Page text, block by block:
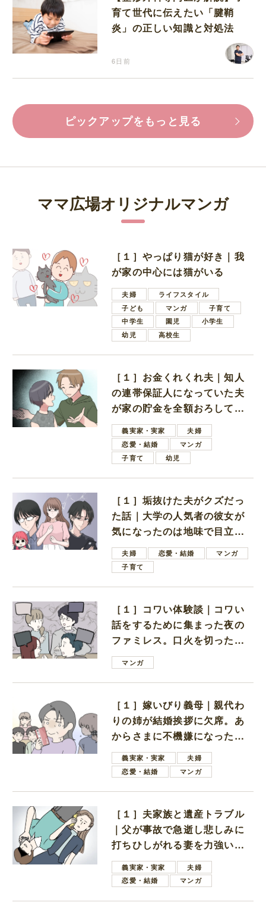
育て世代に伝えたい「腱鞘
炎」の正しい知識と対処法
6日前
ピックアップをもっと見る
ママ広場オリジナルマンガ
［１］やっぱり猫が好き｜我
が家の中心には猫がいる
夫婦
ライフスタイル
子ども
マンガ
子育て
中学生
園児
小学生
幼児
高校生
［１］お金くれくれ夫｜知人
の連帯保証人になっていた夫
が家の貯金を全額おろしてほ
しいと言ってきた
義実家・実家
夫婦
恋愛・結婚
マンガ
子育て
幼児
［１］垢抜けた夫がクズだっ
た話｜大学の人気者の彼女が
気になったのは地味で目立た
ない男子学生
夫婦 恋愛・結婚
マンガ
子育て
［１］コワい体験談｜コワい
話をするために集まった夜の
ファミレス。口火を切ったの
は電車好きの男の子ママ
マンガ
［１］嫁いびり義母｜親代わ
りの姉が結婚挨拶に欠席。あ
からさまに不機嫌になった義
母義実家・実家
夫婦
恋愛・結婚
マンガ
［１］夫家族と遺産トラブル
｜父が事故で急逝し悲しみに
打ちひしがれる妻を力強い言
葉で励ます夫
義実家・実家
夫婦
恋愛・結婚
マンガ